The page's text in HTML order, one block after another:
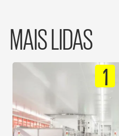
MAIS LIDAS
1